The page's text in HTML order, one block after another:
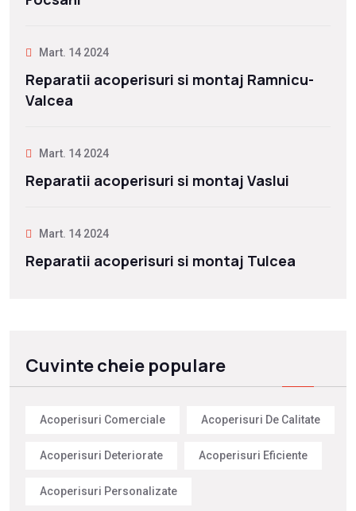
Mart. 14 2024
Reparatii acoperisuri si montaj Ramnicu-
Valcea
Mart. 14 2024
Reparatii acoperisuri si montaj Vaslui
Mart. 14 2024
Reparatii acoperisuri si montaj Tulcea
Cuvinte cheie populare
Acoperisuri Comerciale Acoperisuri De Calitate
Acoperisuri Deteriorate Acoperisuri Eficiente
Acoperisuri Personalizate